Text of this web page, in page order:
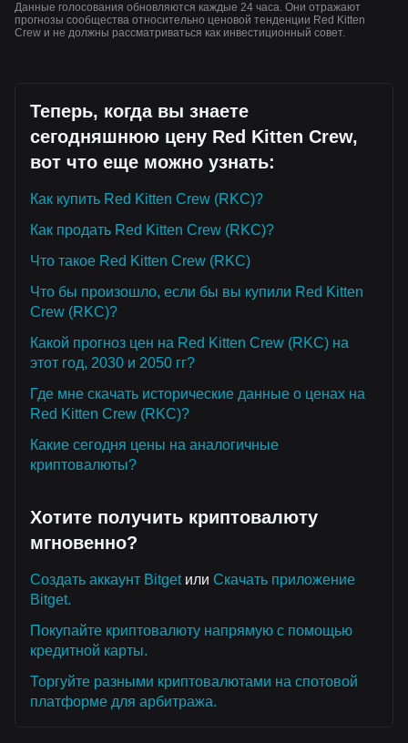
Данные голосования обновляются каждые 24 часа. Они отражают
прогнозы сообщества относительно ценовой тенденции Red Kitten
Crew и не должны рассматриваться как инвестиционный совет.
Теперь, когда вы знаете
сегодняшнюю цену Red Kitten Crew,
вот что еще можно узнать:
Как купить Red Kitten Crew (RKC)?
Как продать Red Kitten Crew (RKC)?
Что такое Red Kitten Crew (RKC)
Что бы произошло, если бы вы купили Red Kitten
Crew (RKC)?
Какой прогноз цен на Red Kitten Crew (RKC) на
этот год, 2030 и 2050 гг?
Где мне скачать исторические данные о ценах на
Red Kitten Crew (RKC)?
Какие сегодня цены на аналогичные
криптовалюты?
Хотите получить криптовалюту
мгновенно?
Создать аккаунт Bitgetили Скачать приложение
Bitget.
Покупайте криптовалюту напрямую с помощью
кредитной карты.
Торгуйте разными криптовалютами на спотовой
платформе для арбитража.